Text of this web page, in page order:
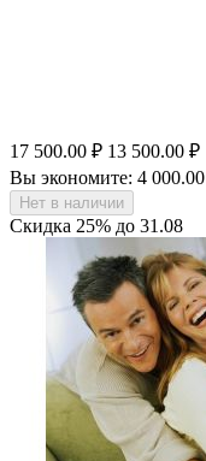
17 500.00 ₽ 13 500.00 ₽
Вы экономите: 4 000.00
Нет в наличии
Скидка 25% до 31.08